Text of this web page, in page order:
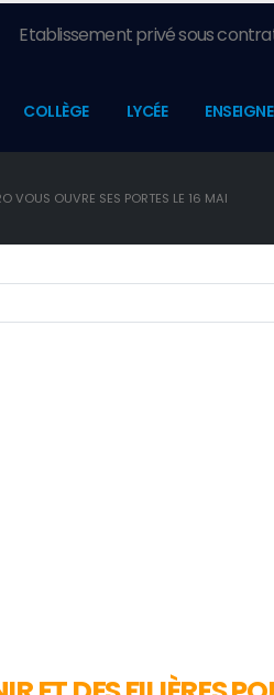
Etablissement privé sous
COLLÈGE LYCÉE
VOUS OUVRE SES PORTES LE 16 MAI